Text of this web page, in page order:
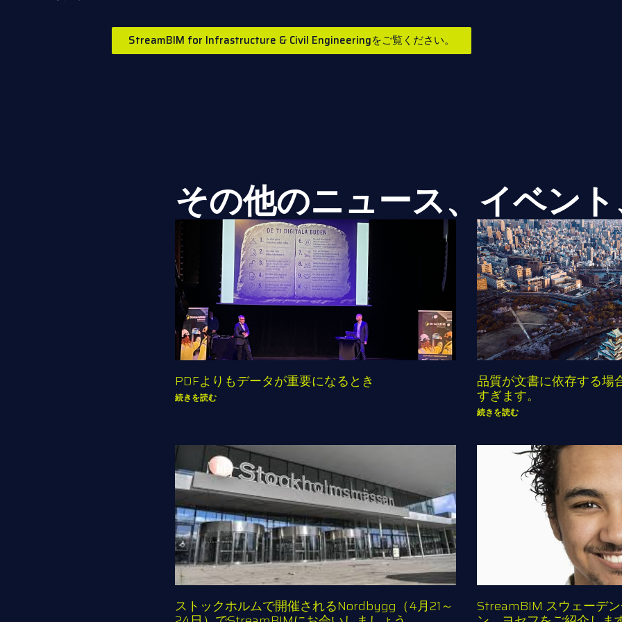
StreamBIM for Infrastructure & Civil Engineeringをご覧ください。
その他のニュース、イベン
PDFよりもデータが重要になるとき
続きを読む
品質が文書に依存する場
すぎます。
続きを読む
ストックホルムで開催されるNordbygg（4月21～ StreamBIM スウェーデ